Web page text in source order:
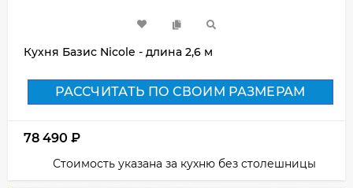
Кухня Базис Nicole - длина 2,6 м
РАССЧИТАТЬ ПО СВОИМ РАЗМЕРАМ
78 490 ₽
Стоимость указана за кухню без столешницы